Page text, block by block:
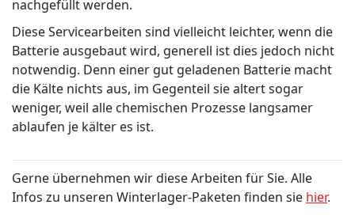
nachgefüllt werden.
Diese Servicearbeiten sind vielleicht leichter, wenn die
Batterie ausgebaut wird, generell ist dies jedoch nicht
notwendig. Denn einer gut geladenen Batterie macht
die Kälte nichts aus, im Gegenteil sie altert sogar
weniger, weil alle chemischen Prozesse langsamer
ablaufen je kälter es ist.
Gerne übernehmen wir diese Arbeiten für Sie. Alle
Infos zu unseren Winterlager-Paketen finden sie hier.